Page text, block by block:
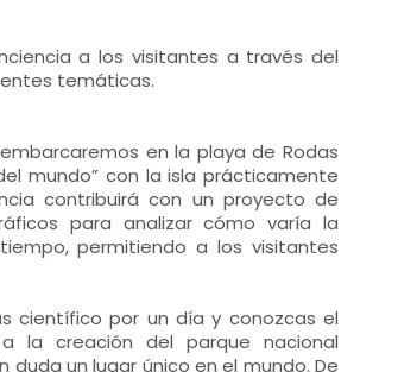
a los visitantes a través del
temáticas.
en la playa de Rodas
mundo” con la isla prácticamente
contribuirá con un proyecto de
para analizar cómo varía la
permitiendo a los visitantes
científico por un día y conozcas el
la creación del parque nacional
un lugar único en el mundo. De